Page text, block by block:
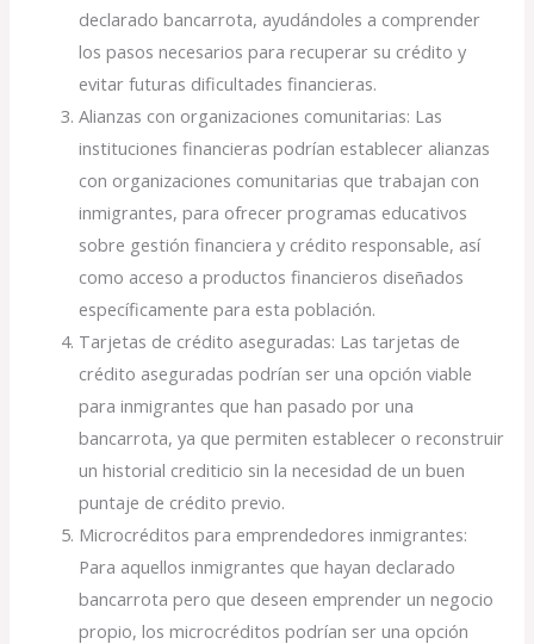
declarado bancarrota, ayudándoles a comprender
los pasos necesarios para recuperar su crédito y
evitar futuras dificultades financieras.
Alianzas con organizaciones comunitarias: Las
instituciones financieras podrían establecer alianzas
con organizaciones comunitarias que trabajan con
inmigrantes, para ofrecer programas educativos
sobre gestión financiera y crédito responsable, así
como acceso a productos financieros diseñados
específicamente para esta población.
Tarjetas de crédito aseguradas: Las tarjetas de
crédito aseguradas podrían ser una opción viable
para inmigrantes que han pasado por una
bancarrota, ya que permiten establecer o reconstruir
un historial crediticio sin la necesidad de un buen
puntaje de crédito previo.
Microcréditos para emprendedores inmigrantes:
Para aquellos inmigrantes que hayan declarado
bancarrota pero que deseen emprender un negocio
propio, los microcréditos podrían ser una opción